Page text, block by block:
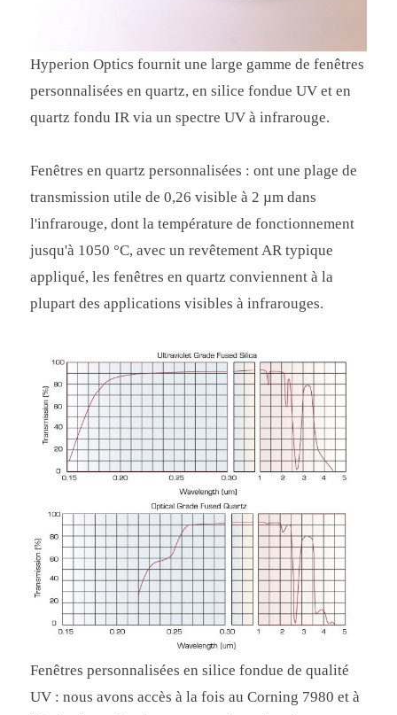
Hyperion Optics fournit une large gamme de fenêtres
personnalisées en quartz, en silice fondue UV et en
quartz fondu IR via un spectre UV à infrarouge.
Fenêtres en quartz personnalisées : ont une plage de
transmission utile de 0,26 visible à 2 µm dans
l'infrarouge, dont la température de fonctionnement
jusqu'à 1050 °C, avec un revêtement AR typique
appliqué, les fenêtres en quartz conviennent à la
plupart des applications visibles à infrarouges.
Fenêtres personnalisées en silice fondue de qualité
UV : nous avons accès à la fois au Corning 7980 et à